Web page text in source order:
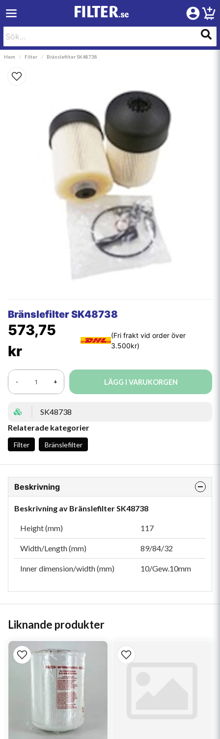
Hem Filter Bränslefilter SK48738
Bränslefilter SK48738
573,75
kr
- + LÄGG I VARUKORGEN
SK48738
Relaterade kategorier
Filter Bränslefilter
Beskrivning
Beskrivning av Bränslefilter SK48738
Height (mm) 117
Width/Length (mm) 89/84/32
Inner dimension/width (mm) 10/Gew.10mm
Liknande produkter